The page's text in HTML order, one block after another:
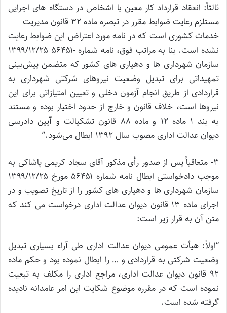
ثالثاً: انعقاد قرارداد کار معین با اشخاص در دستگاه های اجرایی
مستلزم رعایت ضوابط مقرر در تبصره ماده ۳۲ قانون مدیریت
خدمات کشوری است که در نامه مورد اعتراض این ضوابط رعایت
نشده است. بنا به مراتب فوق، نامه شماره -۵۶۴۵۱ ۱۳۹۹/۱۲/۲۵
سازمان شهرداری ها و دهیاری های کشور که متضمن پیش‌بینی
تمهیداتی برای تبدیل وضعیت نیروهای شرکتی شهرداری به
قراردادی از طریق انجام آزمون دخلی و تعیین امتیازاتی برای این
نیروها است، خلاف قانون و خارج از حدود اختیار بوده و مستند
به بند ۱ ماده ۱۲ و ماده ۸۸ قانون تشکیالت و آیین دادرسی
دیوان عدالت اداری مصوب سال ۱۳۹۲ ابطال می‌شود.”
۳- متعاقباً پس از صدور رأی مذکور آقای سجاد کریمی پاشاکی به
موجب دادخواستی ابطال نامه شماره ۵۶۴۵۱ مورخ ۱۳۹۹/۱۲/۲۵
سازمان شهرداری ها و دهیاری های کشور را از تاریخ تصویب و در
اجرای ماده ۱۳ قانون دیوان عدالت اداری درخواست می کند که
متن آن به قرار زیر است:
“اولاً: هیأت عمومی دیوان عدالت اداری طی آراء بسیاری تبدیل
وضعیت شرکتی به قراردادی و … را ابطال نموده بود و حکم ماده
۹۲ قانون دیوان عدالت اداری، مراجع اداری را مکلف به تبعیت
نموده است که در مقرره موضوع شکایت این امر عامدانه نادیده
گرفته شده است.